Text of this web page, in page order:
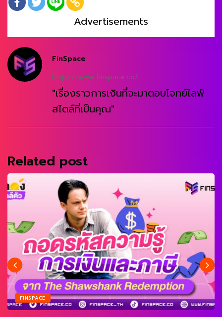
Advertisements
FinSpace
https://www.finspace.co/
"เรื่องราวการเงินที่จะมาตอบโจทย์ไลฟ์
สไตล์ที่เป็นคุณ"
Related post
FINSPACE